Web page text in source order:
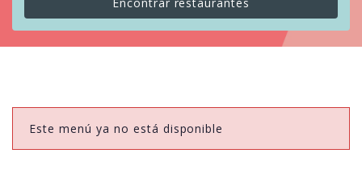
Este menú ya no está disponible